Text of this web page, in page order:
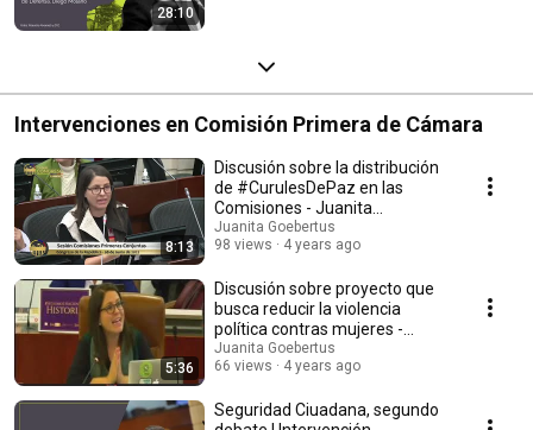
28:10
Intervenciones en Comisión Primera de Cámara
8:13
Discusión sobre la distribución
de #CurulesDePaz en las
Comisiones - Juanita
Goebertus
Juanita Goebertus
98 views
4 years ago
5:36
Discusión sobre proyecto que
busca reducir la violencia
política contras mujeres -
Juanita Goebertus
Juanita Goebertus
66 views
4 years ago
Seguridad Ciuadana, segundo